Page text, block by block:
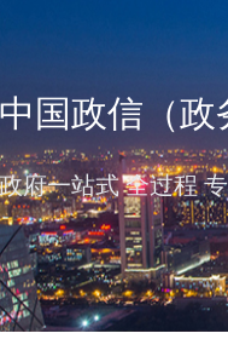
中国政信（
政府一站式 全过程